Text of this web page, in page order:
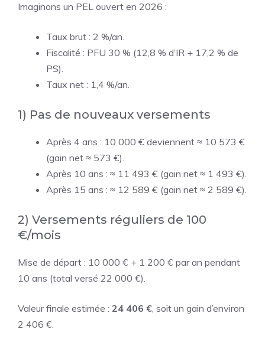
Imaginons un PEL ouvert en 2026 :
Taux brut : 2 %/an.
Fiscalité : PFU 30 % (12,8 % d’IR + 17,2 % de
PS).
Taux net : 1,4 %/an.
1) Pas de nouveaux versements
Après 4 ans : 10 000 € deviennent ≈ 10 573 €
(gain net ≈ 573 €).
Après 10 ans : ≈ 11 493 € (gain net ≈ 1 493 €).
Après 15 ans : ≈ 12 589 € (gain net ≈ 2 589 €).
2) Versements réguliers de 100
€/mois
Mise de départ : 10 000 € + 1 200 € par an pendant
10 ans (total versé 22 000 €).
Valeur finale estimée : 24 406 €, soit un gain d’environ
2 406 €.